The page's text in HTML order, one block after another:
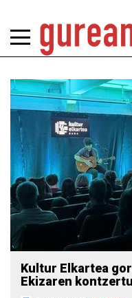
Kultur Elkartea
Ekizaren